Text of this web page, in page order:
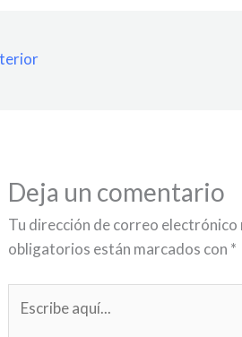
Deja un comentario
Tu dirección de correo electrónico
obligatorios están marcados con *
aquí...